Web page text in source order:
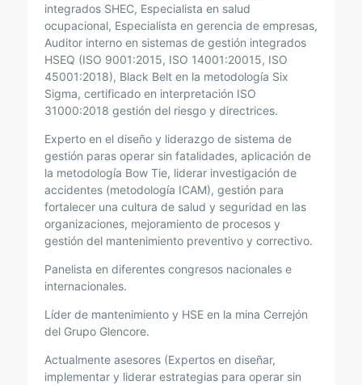
integrados SHEC, Especialista en salud
ocupacional, Especialista en gerencia de empresas,
Auditor interno en sistemas de gestión integrados
HSEQ (ISO 9001:2015, ISO 14001:20015, ISO
45001:2018), Black Belt en la metodología Six
Sigma, certificado en interpretación ISO
31000:2018 gestión del riesgo y directrices.
Experto en el diseño y liderazgo de sistema de
gestión paras operar sin fatalidades, aplicación de
la metodología Bow Tie, liderar investigación de
accidentes (metodología ICAM), gestión para
fortalecer una cultura de salud y seguridad en las
organizaciones, mejoramiento de procesos y
gestión del mantenimiento preventivo y correctivo.
Panelista en diferentes congresos nacionales e
internacionales.
Líder de mantenimiento y HSE en la mina Cerrejón
del Grupo Glencore.
Actualmente asesores (Expertos en diseñar,
implementar y liderar estrategias para operar sin